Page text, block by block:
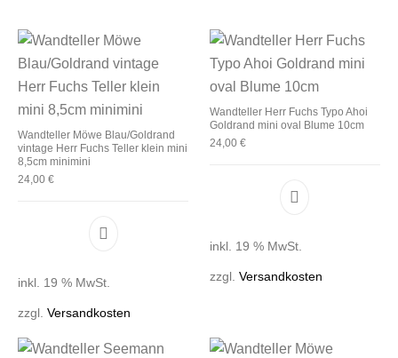
Wandteller Möwe Blau/Goldrand
vintage Herr Fuchs Teller klein mini
8,5cm minimini
24,00€
inkl. 19 % MwSt.
zzgl.Versandkosten
Wandteller Herr Fuchs Typo Ahoi
Goldrand mini oval Blume 10cm
24,00 €
inkl. 19 % MwSt.
zzgl. Versandkosten